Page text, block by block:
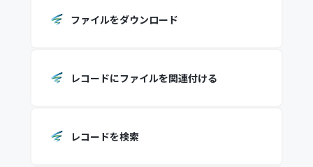
ファイルをダウンロード
レコードにファイルを関連付ける
レコードを検索